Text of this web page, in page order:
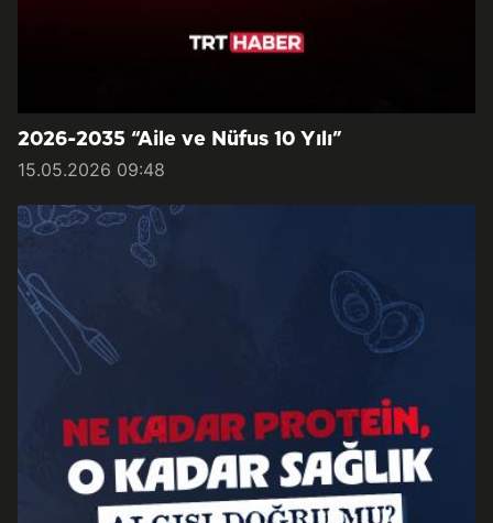
2026-2035 “Aile ve Nüfus 10 Yılı”
15.05.2026 09:48